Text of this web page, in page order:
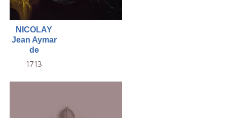
NICOLAY
Jean Aymar
de
1713